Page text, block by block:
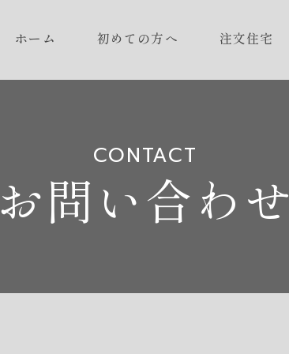
ホーム 初めての方へ 注文住宅
CONTACT
お問い合わせ